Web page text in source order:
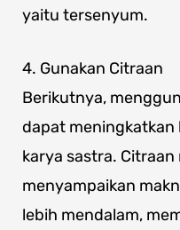
yaitu tersenyum.
4. Gunakan Citraan
Berikutnya,
dapat meningkatkan
karya sastra.
menyampaikan
lebih mendalam,